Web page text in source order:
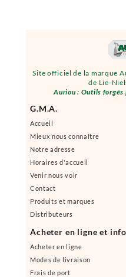
Site officiel de la marque
de Lie-
Auriou : Outils
G.M.A.
Accueil
Mieux nous connaître
Notre adresse
Horaires d'accueil
Venir nous voir
Contact
Produits et marques
Distributeurs
Acheter en ligne et
Acheter en ligne
Modes de livraison
Frais de port